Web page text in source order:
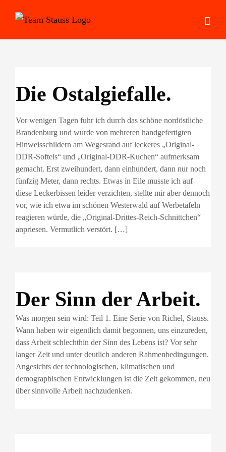
Inhalt
springen
Die Ostalgiefalle.
Vor wenigen Tagen fuhr ich durch das schöne nordöstliche
Brandenburg und wurde von mehreren handgefertigten
Hinweisschildern am Wegesrand auf leckeres „Original-
DDR-Softeis“ und „Original-DDR-Kuchen“ aufmerksam
gemacht. Erst zweihundert, dann einhundert, dann nur noch
fünfzig Meter, dann rechts. Etwas in Eile musste ich auf
diese Leckerbissen leider verzichten, stellte mir aber dennoch
vor, wie ich etwa im schönen Westerwald auf Werbetafeln
reagieren würde, die „Original-Drittes-Reich-Schnittchen“
anpriesen. Vermutlich verstört. […]
Der Sinn der Arbeit.
Was morgen sein wird: Teil 1. Eine Serie von Richel, Stauss.
Wann haben wir eigentlich damit begonnen, uns einzureden,
dass Arbeit schlechthin der Sinn des Lebens ist? Vor sehr
langer Zeit und unter deutlich anderen Rahmenbedingungen.
Angesichts der technologischen, klimatischen und
demographischen Entwicklungen ist die Zeit gekommen, neu
über sinnvolle Arbeit nachzudenken.